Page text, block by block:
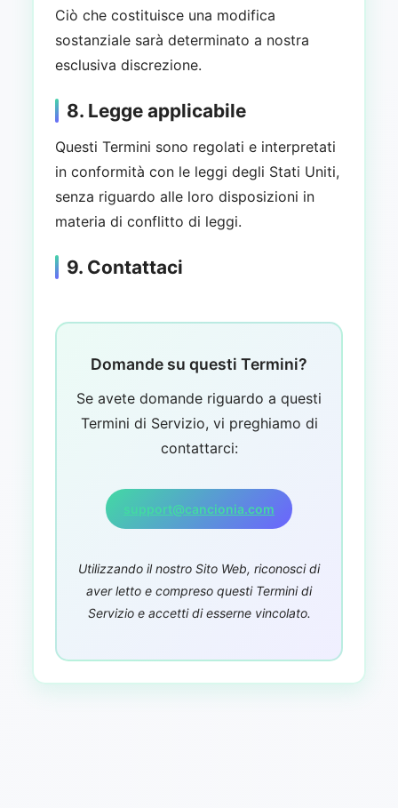
Ciò che costituisce una modifica
sostanziale sarà determinato a nostra
esclusiva discrezione.
8. Legge applicabile
Questi Termini sono regolati e interpretati
in conformità con le leggi degli Stati Uniti,
senza riguardo alle loro disposizioni in
materia di conflitto di leggi.
9. Contattaci
Domande su questi Termini?
Se avete domande riguardo a questi
Termini di Servizio, vi preghiamo di
contattarci:
support@cancionia.com
Utilizzando il nostro Sito Web, riconosci di
aver letto e compreso questi Termini di
Servizio e accetti di esserne vincolato.